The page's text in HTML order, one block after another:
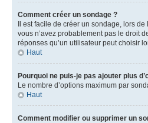
Comment créer un sondage ?
Il est facile de créer un sondage, lors
vous n’avez probablement pas le droit
réponses qu’un utilisateur peut choisir
Haut
Pourquoi ne puis-je pas ajouter plus
Le nombre d’options maximum par
Haut
Comment modifier ou supprimer un